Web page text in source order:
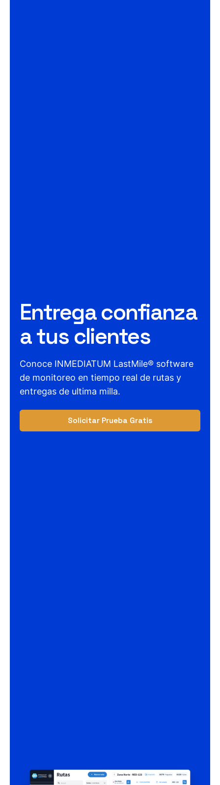
Entrega confianza
a tus clientes
Conoce INMEDIATUM LastMile® software
de monitoreo en tiempo real de rutas y
entregas de ultima milla.
Solicitar Prueba Gratis